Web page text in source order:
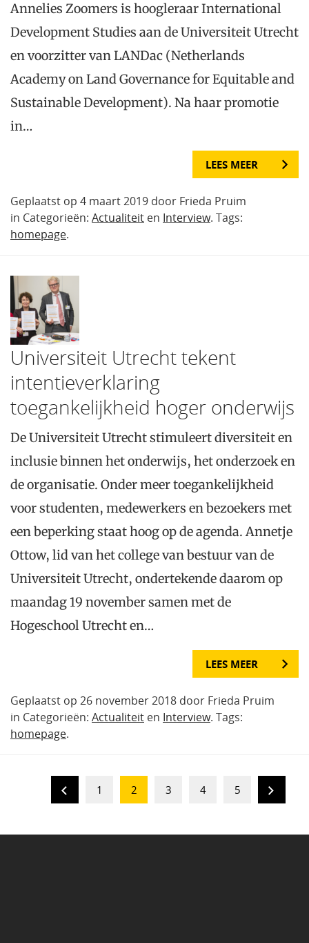
Annelies Zoomers is hoogleraar International
Development Studies aan de Universiteit Utrecht
en voorzitter van LANDac (Netherlands
Academy on Land Governance for Equitable and
Sustainable Development). Na haar promotie
in…
LEES MEER
Geplaatst op 4 maart 2019 door Frieda Pruim
in Categorieën: Actualiteit en Interview. Tags:
homepage.
Universiteit Utrecht tekent
intentieverklaring
toegankelijkheid hoger onderwijs
De Universiteit Utrecht stimuleert diversiteit en
inclusie binnen het onderwijs, het onderzoek en
de organisatie. Onder meer toegankelijkheid
voor studenten, medewerkers en bezoekers met
een beperking staat hoog op de agenda. Annetje
Ottow, lid van het college van bestuur van de
Universiteit Utrecht, ondertekende daarom op
maandag 19 november samen met de
Hogeschool Utrecht en…
LEES MEER
Geplaatst op 26 november 2018 door Frieda Pruim
in Categorieën: Actualiteit en Interview. Tags:
homepage.
1 2 3 4 5